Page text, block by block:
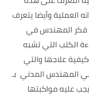
العملية وأيضا يتعرف
فكر المهندس في
الكتب التي تشبه
علاجها والتي
المهندس المدني بـ
عليه مواكبتها